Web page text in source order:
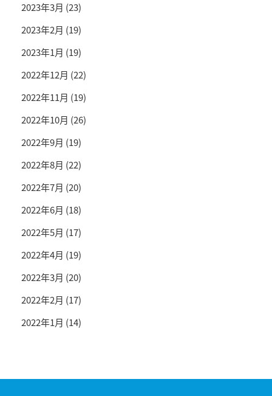
2023年3月 (23)
2023年2月 (19)
2023年1月 (19)
2022年12月 (22)
2022年11月 (19)
2022年10月 (26)
2022年9月 (19)
2022年8月 (22)
2022年7月 (20)
2022年6月 (18)
2022年5月 (17)
2022年4月 (19)
2022年3月 (20)
2022年2月 (17)
2022年1月 (14)